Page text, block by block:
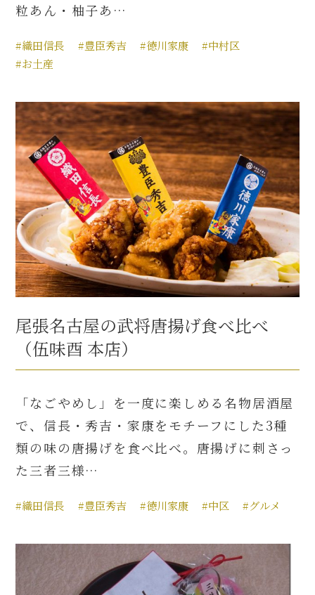
粒あん・柚子あ…
#織田信長 #豊臣秀吉 #徳川家康
#中村区
#お土産
尾張名古屋の武将唐揚げ食べ比べ
（伍味酉 本店）
「なごやめし」を一度に楽しめる名物居酒屋
で、信長・秀吉・家康をモチーフにした3種
類の味の唐揚げを食べ比べ。唐揚げに刺さっ
た三者三様…
#織田信長 #豊臣秀吉 #徳川家康 #中区 #グルメ